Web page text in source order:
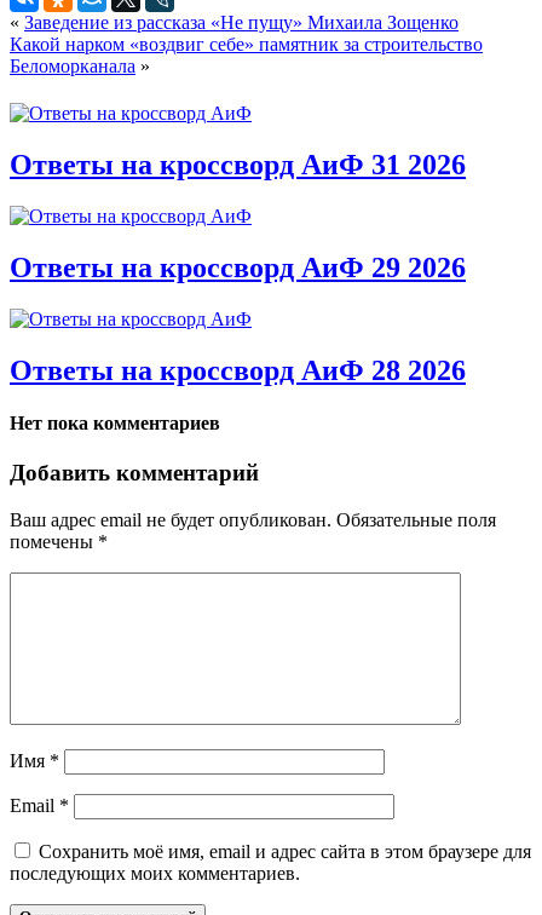
« Заведение из рассказа «Не пущу» Михаила Зощенко
Какой нарком «воздвиг себе» памятник за строительство
Беломорканала »
Ответы на кроссворд АиФ 31 2026
Ответы на кроссворд АиФ 29 2026
Ответы на кроссворд АиФ 28 2026
Нет пока комментариев
Добавить комментарий
Ваш адрес email не будет опубликован. Обязательные поля
помечены *
Имя *
Email *
Сохранить моё имя, email и адрес сайта в этом браузере для
последующих моих комментариев.